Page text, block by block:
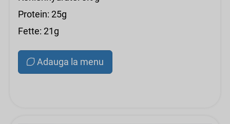
Protein: 25g
Fette: 21g
Adauga la menu